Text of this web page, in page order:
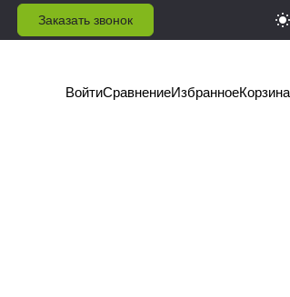
Заказать звонок
ВойтиСравнениеИзбранноеКорзина